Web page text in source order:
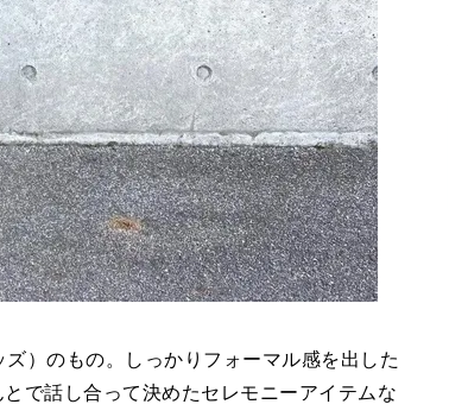
）のもの。しっかりフォーマル感を出した
で話し合って決めたセレモニーアイテムな